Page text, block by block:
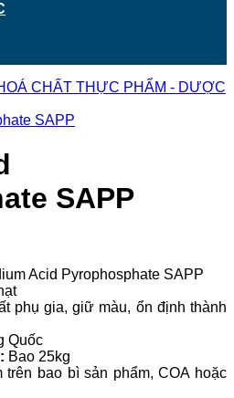
CHẤT THỰC PHẨM - DƯỢC
SAPP
Acid Pyrophosphate SAPP
phụ gia, giữ màu, ổn định thành
Quốc
Bao 25kg
trên bao bì sản phẩm, COA hoặc